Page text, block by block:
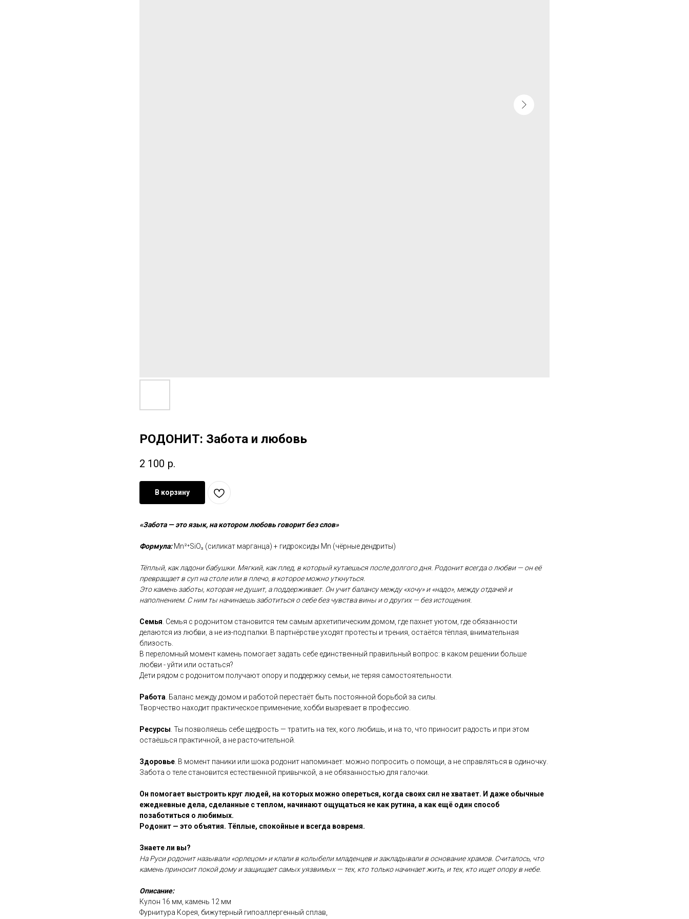
РОДОНИТ: Забота и любовь
2 100 р.
В корзину
«Забота — это язык, на котором любовь говорит без слов»
Формула:Mn²⁺SiO₃ (силикат марганца) + гидроксиды Mn (чёрные дендриты)
Тёплый, как ладони бабушки. Мягкий, как плед, в который кутаешься после долгого дня. Родонит всегда о любви — он её
превращает в суп на столе или в плечо, в которое можно уткнуться.
Это камень заботы, которая не душит, а поддерживает. Он учит балансу между «хочу» и «надо», между отдачей и
наполнением. С ним ты начинаешь заботиться о себе без чувства вины и о других — без истощения.
Семья. Семья с родонитом становится тем самым архетипическим домом, где пахнет уютом, где обязанности
делаются из любви, а не из-под палки. В партнёрстве уходят протесты и трения, остаётся тёплая, внимательная
близость.
В переломный момент камень помогает задать себе единственный правильный вопрос: в каком решении больше
любви - уйти или остаться?
Дети рядом с родонитом получают опору и поддержку семьи, не теряя самостоятельности.
Работа. Баланс между домом и работой перестаёт быть постоянной борьбой за силы.
Творчество находит практическое применение, хобби вызревает в профессию.
Ресурсы. Ты позволяешь себе щедрость — тратить на тех, кого любишь, и на то, что приносит радость и при этом
остаёшься практичной, а не расточительной.
Здоровье. В момент паники или шока родонит напоминает: можно попросить о помощи, а не справляться в одиночку.
Забота о теле становится естественной привычкой, а не обязанностью для галочки.
Он помогает выстроить круг людей, на которых можно опереться, когда своих сил не хватает. И даже обычные
ежедневные дела, сделанные с теплом, начинают ощущаться не как рутина, а как ещё один способ
позаботиться о любимых.
Родонит — это объятия. Тёплые, спокойные и всегда вовремя.
Знаете ли вы?
На Руси родонит называли «орлецом» и клали в колыбели младенцев и закладывали в основание храмов. Считалось, что
камень приносит покой дому и защищает самых уязвимых — тех, кто только начинает жить, и тех, кто ищет опору в небе.
Описание:
Кулон 16 мм, камень 12 мм
Фурнитура Корея, бижутерный гипоаллергенный сплав,